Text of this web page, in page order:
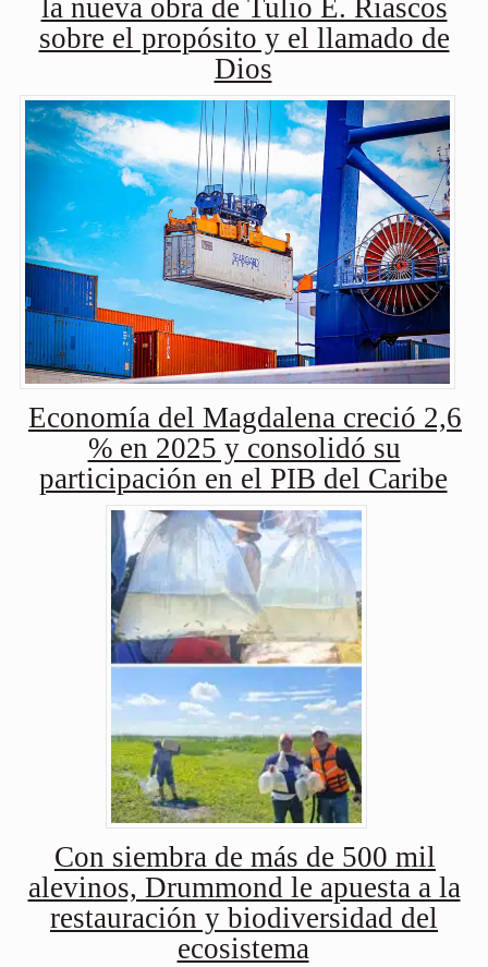
la nueva obra de Tulio E. Riascos
sobre el propósito y el llamado de
Dios
Economía del Magdalena creció 2,6
% en 2025 y consolidó su
participación en el PIB del Caribe
Con siembra de más de 500 mil
alevinos, Drummond le apuesta a la
restauración y biodiversidad del
ecosistema